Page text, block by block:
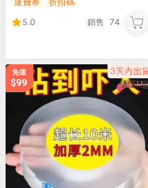
5.0
銷售 74